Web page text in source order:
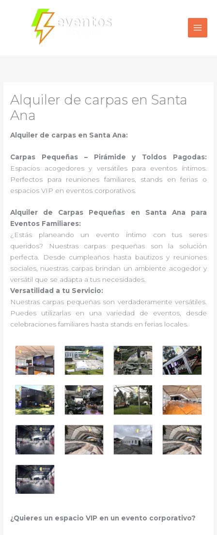
contenido
Alquiler de carpas en Santa
Ana
Alquiler de carpas en Santa Ana:
Carpas Pequeñas – Pirámide y Toldos Pagodas:
Espacios acogedores y versátiles para eventos íntimos.
Perfectos para reuniones familiares, stands en ferias o
espacios VIP en eventos corporativos.
Alquiler de Carpas Pequeñas en Santa Ana para
Eventos Familiares:
¿Estás planeando un evento íntimo con tus seres
queridos? Nuestras carpas pequeñas son la solución
perfecta. Desde cumpleaños hasta bautizos y reuniones
sociales, nuestras carpas brindan un ambiente acogedor y
versátil que se adapta a tus necesidades.
Versatilidad a tu Servicio:
Nuestras carpas pequeñas son verdaderamente versátiles.
Puedes utilizarlas en una variedad de eventos, desde
celebraciones familiares hasta stands en ferias locales.
¿Quieres un espacio VIP en un evento corporativo?